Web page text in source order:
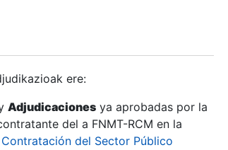
ere:
Adjudicaciones ya aprobadas por la
del a FNMT-RCM en la
del Sector Público